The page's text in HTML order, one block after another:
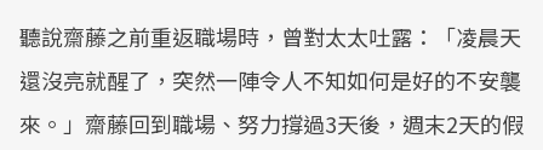
聽說齋藤之前重返職場時，曾對太太吐露：「凌晨天
還沒亮就醒了，突然一陣令人不知如何是好的不安襲
來。」齋藤回到職場、努力撐過3天後，週末2天的假